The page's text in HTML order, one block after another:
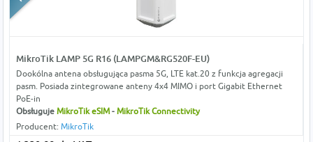
MikroTik LAMP 5G R16 (LAMPGM&RG520F-EU)
Dookólna antena obsługująca pasma 5G, LTE kat.20 z funkcja agregacji
pasm. Posiada zintegrowane anteny 4x4 MIMO i port Gigabit Ethernet
PoE-in
Obsługuje MikroTik eSIM- MikroTik Connectivity
Producent: MikroTik